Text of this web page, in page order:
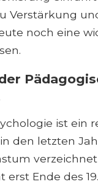
Verstärkung
noch eine
ist ein
den letzten
verzeichnet
erst Ende des 19.